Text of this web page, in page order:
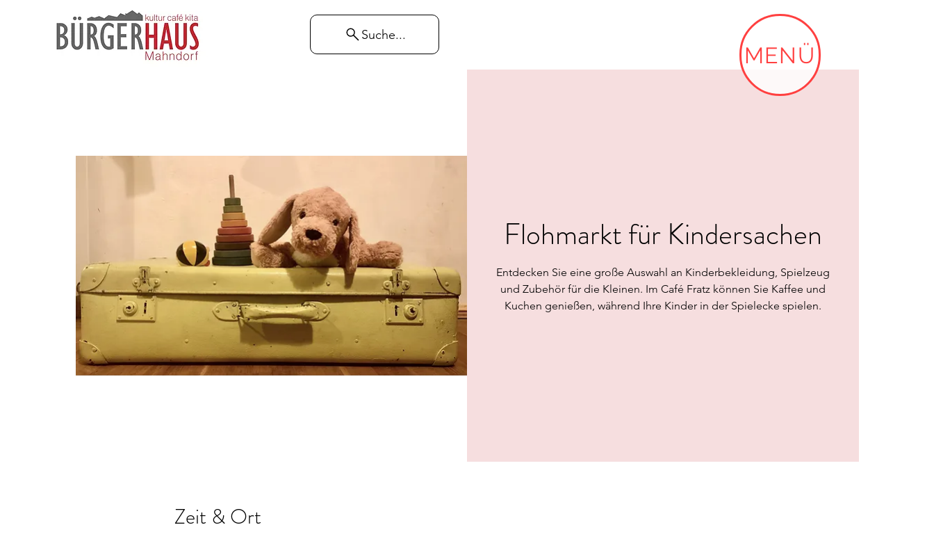
MENÜ
Suche...
Flohmarkt für Kindersachen
Entdecken Sie eine große Auswahl an Kinderbekleidung, Spielzeug
und Zubehör für die Kleinen. Im Café Fratz können Sie Kaffee und
Kuchen genießen, während Ihre Kinder in der Spielecke spielen.
Zeit & Ort